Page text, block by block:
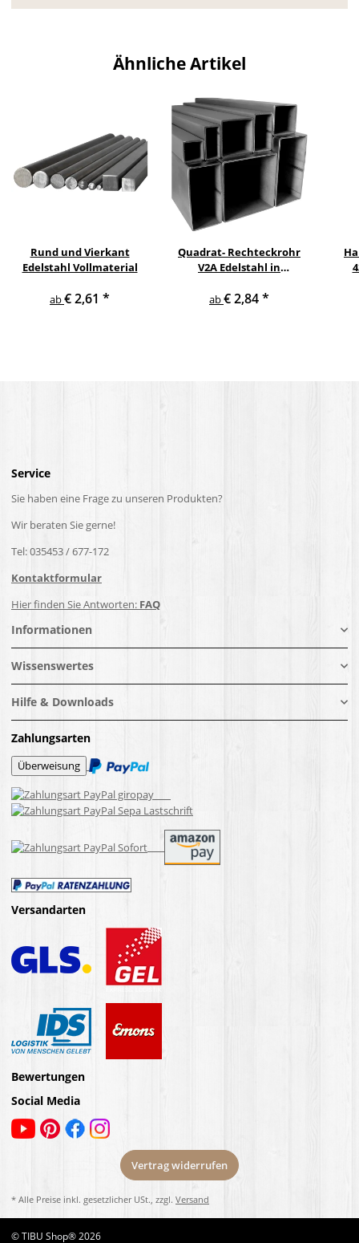
Ähnliche Artikel
Rund und Vierkant
Edelstahl Vollmaterial
ab€ 2,61 *
Quadrat- Rechteckrohr
V2A Edelstahl in
Querschnitten und
ab€ 2,84*
Service
Sie haben eine Frage zu unseren Produkten?
Wir beraten Sie gerne!
Tel: 035453 / 677-172
Kontaktformular
Hier finden Sie Antworten: FAQ
Informationen
Wissenswertes
Hilfe & Downloads
Zahlungsarten
Versandarten
Bewertungen
Social Media
Vertrag widerrufen
* Alle Preise inkl. gesetzlicher USt., zzgl. Versand
© TIBU Shop® 2026